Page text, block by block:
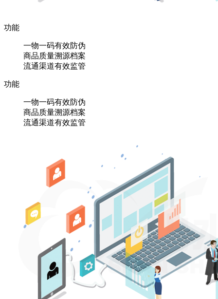
功能
一物一码有效防伪
商品质量溯源档案
流通渠道有效监管
功能
一物一码有效防伪
商品质量溯源档案
流通渠道有效监管